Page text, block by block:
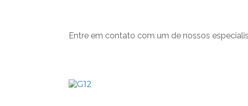
Entre em contato com um de nossos